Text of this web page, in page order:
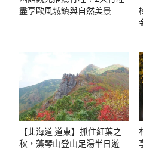
盡享歐風城鎮與自然美景
【北海道 道東】抓住紅葉之
秋，藻琴山登山足湯半日遊